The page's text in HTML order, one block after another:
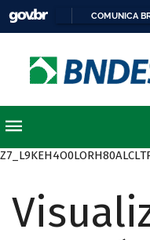
COMUNICA